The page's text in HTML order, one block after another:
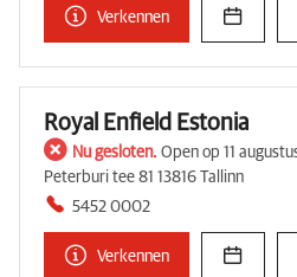
Verkennen
Royal Enfield Estonia
Nu gesloten. Open op 11
Peterburi tee 81 13816 Tallinn
5452 0002
Verkennen